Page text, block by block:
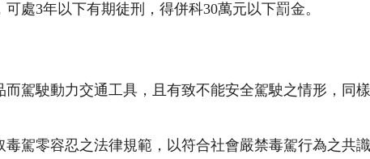
可處3年以下有期徒刑，得併科30萬元以下罰金。
駕駛動力交通工具，且有致不能安全駕駛之情形，同
駕零容忍之法律規範，以符合社會嚴禁毒駕行為之共